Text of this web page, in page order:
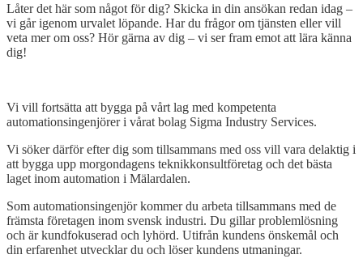
Låter det här som något för dig? Skicka in din ansökan redan idag –
vi går igenom urvalet löpande. Har du frågor om tjänsten eller vill
veta mer om oss? Hör gärna av dig – vi ser fram emot att lära känna
dig!
Vi vill fortsätta att bygga på vårt lag med kompetenta
automationsingenjörer i vårat bolag Sigma Industry Services.
Vi söker därför efter dig som tillsammans med oss vill vara delaktig i
att bygga upp morgondagens teknikkonsultföretag och det bästa
laget inom automation i Mälardalen.
Som automationsingenjör kommer du arbeta tillsammans med de
främsta företagen inom svensk industri. Du gillar problemlösning
och är kundfokuserad och lyhörd. Utifrån kundens önskemål och
din erfarenhet utvecklar du och löser kundens utmaningar.